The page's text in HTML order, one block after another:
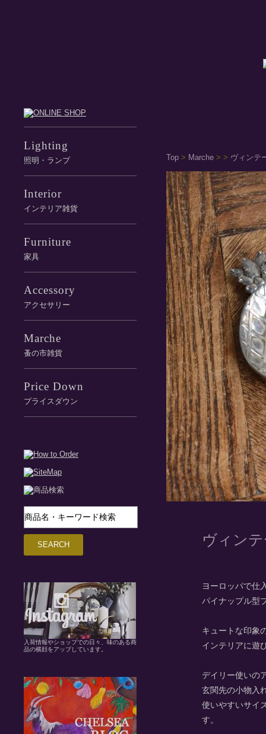
Top > Marche > > ヴィンテ
ヴィン
ヨーロッパで仕
パイナップル型
キュートな印象
インテリアに遊
デイリー使いの
玄関先の小物入
使いやすいサイ
す。
Lighting
照明・ランプ
Interior
インテリア雑貨
Furniture
家具
Accessory
アクセサリー
Marche
蚤の市雑貨
Price Down
プライスダウン
入荷情報やショップでの日々、味のある商
品の横顔をアップしています。